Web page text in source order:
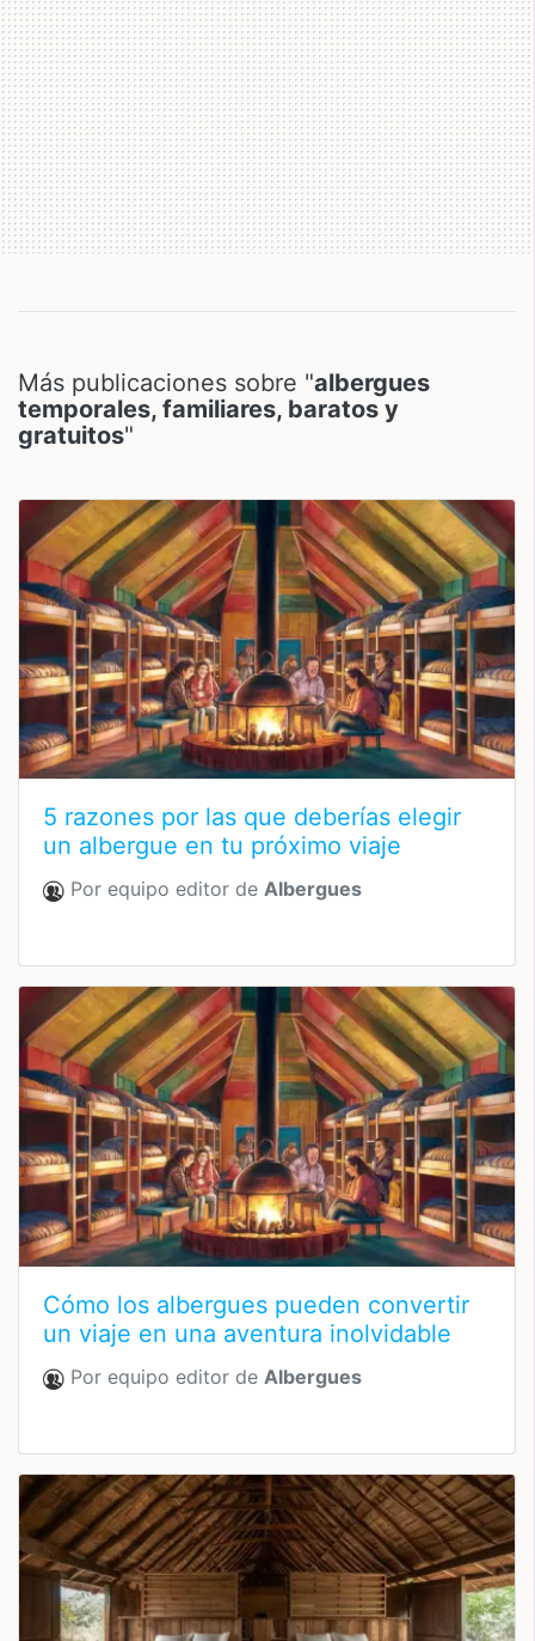
Más publicaciones sobre "albergues
temporales, familiares, baratos y
gratuitos"
5 razones por las que deberías elegir
un albergue en tu próximo viaje
Por equipo editor de Albergues
Cómo los albergues pueden convertir
un viaje en una aventura inolvidable
Por equipo editor de Albergues